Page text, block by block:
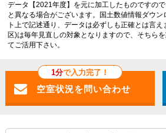
データ【2021年度】を元に加工したものですの
と異なる場合がございます。国土数値情報ダウン
ト上で記述通り、データは必ずしも正確とは言
区)は毎年見直しの対象となりますので、そちら
てご活用下さい。
1分で入力完了！